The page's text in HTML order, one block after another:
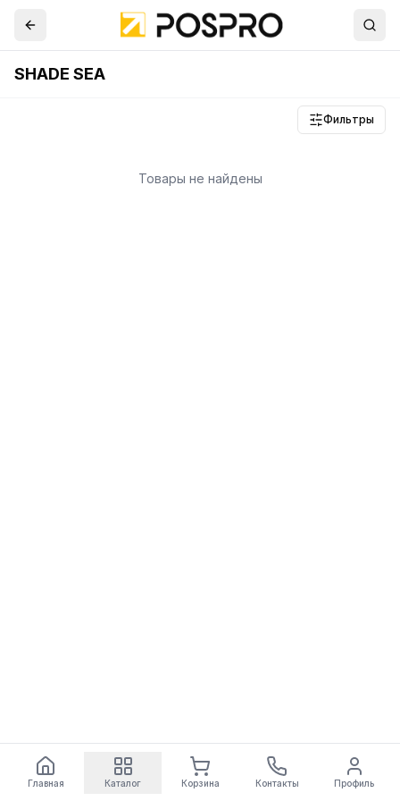
SHADE SEA
Фильтры
Товары не найдены
Главная Каталог Корзина Контакты Профиль